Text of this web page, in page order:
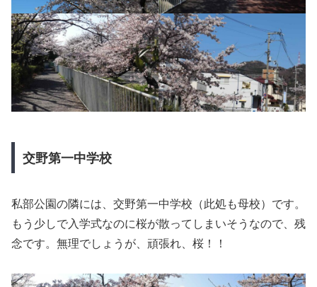
交野第一中学校
私部公園の隣には、交野第一中学校（此処も母校）です。
もう少しで入学式なのに桜が散ってしまいそうなので、残
念です。無理でしょうが、頑張れ、桜！！